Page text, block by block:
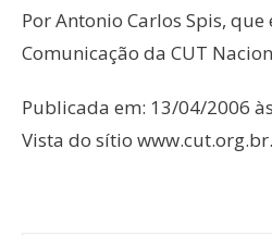
Por Antonio Carlos Spis, que
Comunicação da CUT
Publicada em: 13/04/2006
Vista do sítio www.cut.org.br.